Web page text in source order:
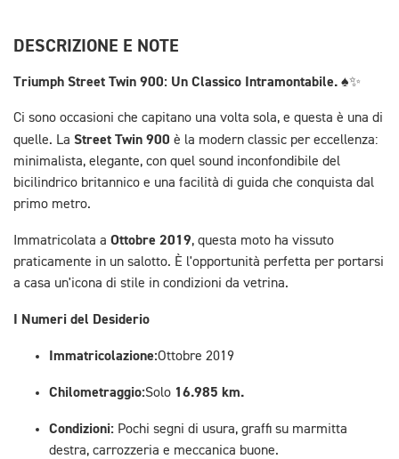
DESCRIZIONE E NOTE
Triumph Street Twin 900: Un Classico Intramontabile. ♠️✨
Ci sono occasioni che capitano una volta sola, e questa è una di
quelle. La Street Twin 900 è la modern classic per eccellenza:
minimalista, elegante, con quel sound inconfondibile del
bicilindrico britannico e una facilità di guida che conquista dal
primo metro.
Immatricolata a Ottobre 2019, questa moto ha vissuto
praticamente in un salotto. È l'opportunità perfetta per portarsi
a casa un'icona di stile in condizioni da vetrina.
I Numeri del Desiderio
Immatricolazione:Ottobre 2019
Chilometraggio:Solo 16.985 km.
Condizioni: Pochi segni di usura, graffi su marmitta
destra, carrozzeria e meccanica buone.